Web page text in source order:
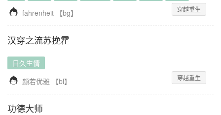
 fahrenheit 【bg】 穿越重生
汉穿之流苏挽霍
日久生情
 颜若优雅 【bl】 穿越重生
功德大师